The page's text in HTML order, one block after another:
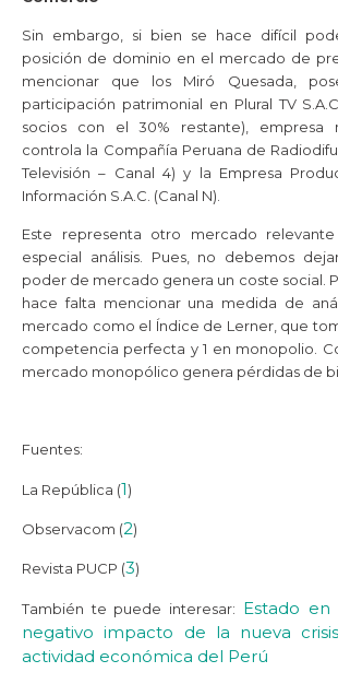
Sin embargo, si bien se hace difícil
posición de dominio en el mercado de
mencionar que los Miró Quesada,
participación patrimonial en Plural TV
socios con el 30% restante), empresa
controla la Compañía Peruana de
Televisión – Canal 4) y la Empresa
Información S.A.C. (Canal N).
Este representa otro mercado
especial análisis. Pues, no debemos
poder de mercado genera un coste social.
hace falta mencionar una medida de
mercado como el Índice de Lerner, que
competencia perfecta y 1 en monopolio.
mercado monopólico genera pérdidas de
Fuentes:
La República (1)
Observacom (2)
Revista PUCP (3)
También te puede interesar: Estado en
negativo impacto de la nueva
actividad económica del Perú